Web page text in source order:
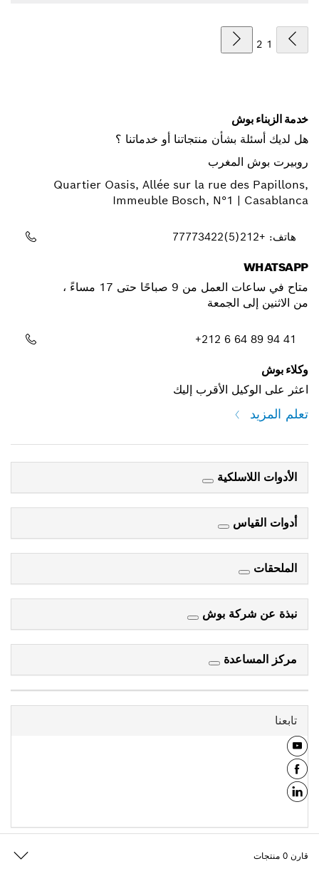
1
2
قارن 0 منتجات
خدمة الزبناء بوش
هل لديك أسئلة بشأن منتجاتنا أو خدماتنا ؟
روبيرت بوش المغرب
Quartier Oasis, Allée sur la rue des Papillons,
Immeuble Bosch, N°1 | Casablanca
هاتف: +212(5)77773422
WHATSAPP
متاح في ساعات العمل من 9 صباحًا حتى 17 مساءً ،
من الاثنين إلى الجمعة
+212 6 64 89 94 41
وكلاء بوش
اعثر على الوكيل الأقرب إليك
تعلم المزيد
الأدوات اللاسلكية
أدوات القياس
الملحقات
نبذة عن شركة بوش
مركز المساعدة
تابعنا